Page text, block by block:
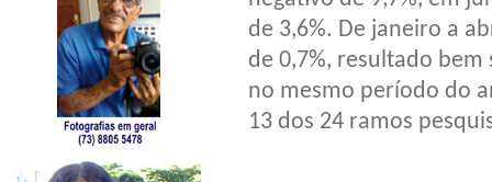
de 3,6%. De janeiro a
de 0,7%, resultado
no mesmo período do
13 dos 24 ramos